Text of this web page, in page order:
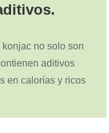
no solo son
aditivos
en calorías y ricos